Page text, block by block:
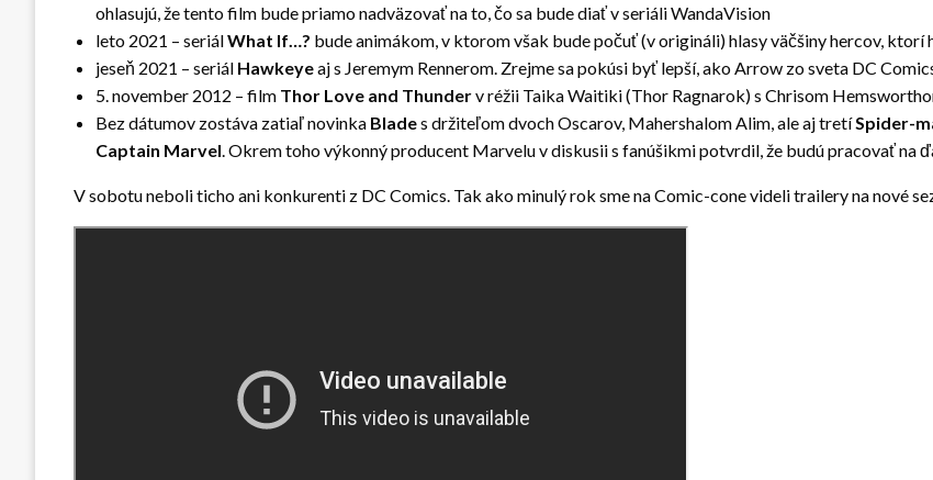
ohlasujú, že tento film bude priamo nadväzovať na to, čo sa bude diať v seriáli WandaVision
leto 2021 – seriálWhat If…? bude animákom, v ktorom však bude počuť (v origináli) hlasy väčšiny hercov,
jeseň 2021 – seriál Hawkeyeaj s Jeremym Rennerom. Zrejme sa pokúsi byť lepší, ako Arrow zo sveta DC
5. november 2012 – film Thor Love and Thunderv réžii Taika Waitiki (Thor Ragnarok) s Chrisom
Bez dátumov zostáva zatiaľ novinka Blades držiteľom dvoch Oscarov, Mahershalom Alim, ale aj tretíSpider-
Captain Marvel. Okrem toho výkonný producent Marvelu v diskusii s fanúšikmi potvrdil, že budú pracovať na
V sobotu neboli ticho ani konkurenti z DC Comics. Tak ako minulý rok sme na Comic-cone videli trailery na nové